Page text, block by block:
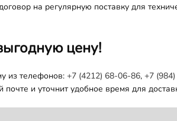
на регулярную поставку для
цену!
из телефонов: +7 (4212) 68-06-86, +7
и уточнит удобное время для